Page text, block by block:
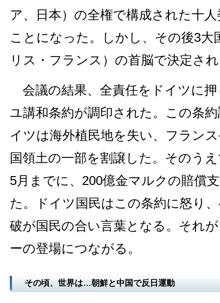
ア、日本）の全権で構成された十
ことになった。しかし、その後3大
リス・フランス）の首脳で決定さ
会議の結果、全責任をドイツに
ユ講和条約が調印された。この条
イツは海外植民地を失い、フラン
国領土の一部を割譲した。そのう
5月までに、200億金マルクの賠償
た。ドイツ国民はこの条約に怒り
破が国民の合い言葉となる。それ
ーの登場につながる。
その頃、世界は…朝鮮と中国で反日運動